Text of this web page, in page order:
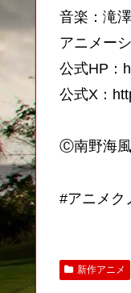
音楽：滝
アニメー
公式HP：
公式X：
Ⓒ南野海風
#アニメク
新作アニメ